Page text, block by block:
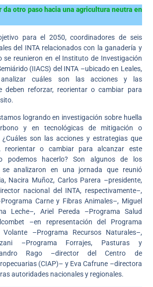
da otro paso hacia una agricultura neutra en
para el 2050, coordinadores de seis
del INTA relacionados con la ganadería y
se reunieron en el Instituto de Investigación
(IIACS) del INTA –ubicado en Leales,
cuáles son las acciones y las
deben reforzar, reorientar o cambiar para
logrando en investigación sobre huella
y en tecnológicas de mitigación o
¿Cuáles son las acciones y estrategias que
reorientar o cambiar para alcanzar este
podemos hacerlo? Son algunos de los
se analizaron en una jornada que reunió
Nacira Muñoz, Carlos Parera –presidente,
nacional del INTA, respectivamente–,
Carne y Fibras Animales–, Miguel
Leche–, Ariel Pereda –Programa Salud
–en representación del Programa
Volante –Programa Recursos Naturales–,
–Programa Forrajes, Pasturas y
Rago –director del Centro de
(CIAP)– y Eva Cafrune –directora
autoridades nacionales y regionales.